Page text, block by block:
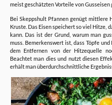
meist geschätzten Vorteile von
Bei Skeppshult Pfannen genügt mittlere
Kruste. Das Eisen speichert so viel Hitze,
kann. Das ist der Grund, warum man
muss. Bemerkenswert ist, dass Töpfe
dem Entfernen von der Hitzequelle
Beachtet man dies und nutzt diesen
erhält man überdurchschnittliche